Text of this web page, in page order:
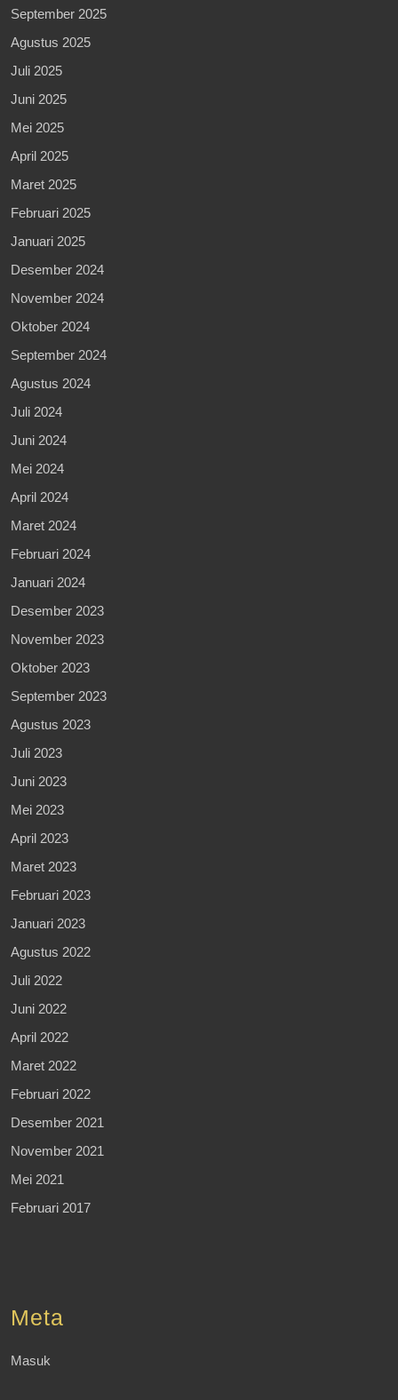
September 2025
Agustus 2025
Juli 2025
Juni 2025
Mei 2025
April 2025
Maret 2025
Februari 2025
Januari 2025
Desember 2024
November 2024
Oktober 2024
September 2024
Agustus 2024
Juli 2024
Juni 2024
Mei 2024
April 2024
Maret 2024
Februari 2024
Januari 2024
Desember 2023
November 2023
Oktober 2023
September 2023
Agustus 2023
Juli 2023
Juni 2023
Mei 2023
April 2023
Maret 2023
Februari 2023
Januari 2023
Agustus 2022
Juli 2022
Juni 2022
April 2022
Maret 2022
Februari 2022
Desember 2021
November 2021
Mei 2021
Februari 2017
Meta
Masuk